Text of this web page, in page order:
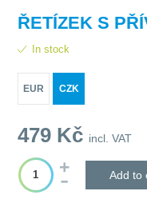
ŘETÍZEK S
In stock
EUR CZK
479 Kč incl. VAT
Add to